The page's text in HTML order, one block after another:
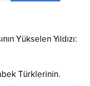
Yükselen Yıldızı:
Türklerinin.